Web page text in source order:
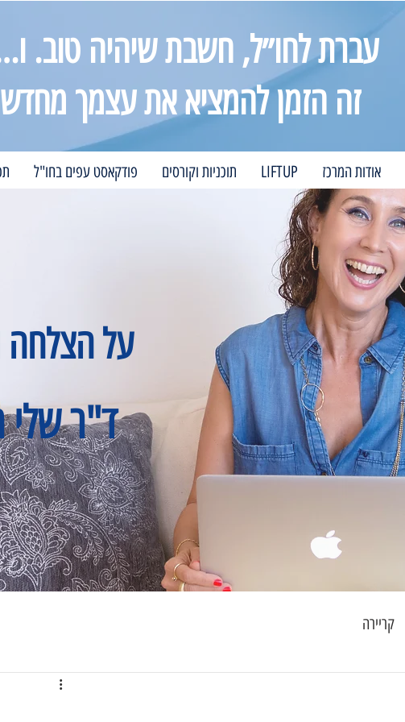
עברת לחו״ל, חשבת שיהיה טוב.
זה הזמן להמציא את עצמך מחדש
אודות המרכז LIFTUP תוכניות וקורסים פודקאסט עפים בחו"ל
על
ד"ר שלי
קריירה